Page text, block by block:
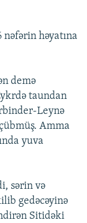
həyatına
demə
taundan
Leynə
Amma
yuva
sərin və
gedəcəyinə
Sitidəki